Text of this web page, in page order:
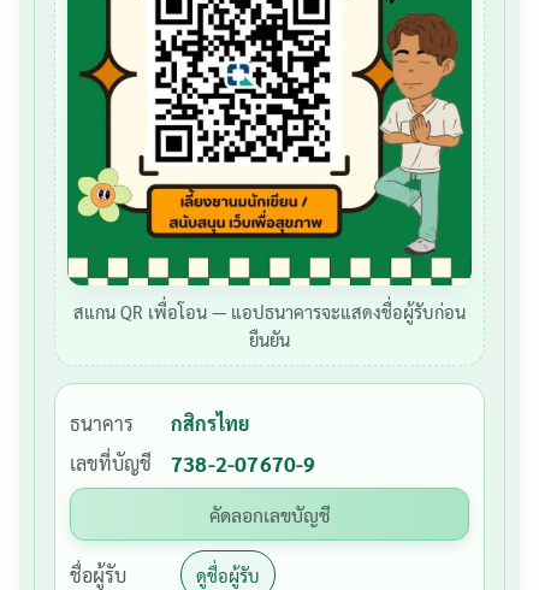
สแกน QR เพื่อโอน — แอปธนาคารจะแสดงชื่อผู้รับก่อน
ยืนยัน
ธนาคาร
กสิกรไทย
เลขที่บัญชี
738-2-07670-9
คัดลอกเลขบัญชี
ชื่อผู้รับ ดูชื่อผู้รับ